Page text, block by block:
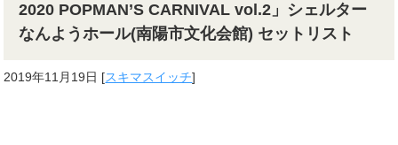
2020 POPMAN’S CARNIVAL vol.2」シェルター
なんようホール(南陽市文化会館) セットリスト
2019年11月19日 [スキマスイッチ]